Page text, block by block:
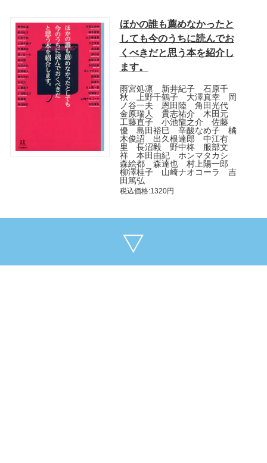
ほかの誰も薦めなかったと
しても今のうちに読んでお
くべきだと思う本を紹介し
ます。
雨宮処凛 新井紀子 石原千
秋 上野千鶴子 大澤真幸 岡
ノ谷一夫 恩田陸 角田光代
金原瑞人 貴志祐介 木田元
工藤直子 小池龍之介 佐藤
優 島田裕巳 辛酸なめ子 橘
木俊詔 出久根達郎 中江有
里 長沼毅 野中柊 服部文
祥 本田由紀 ホンマタカシ
森絵都 森達也 村上陽一郎
柳澤桂子 山崎ナオコーラ 吉
田篤弘
税込価格:1320円